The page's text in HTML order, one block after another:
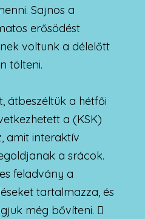
Sajnos a
erősödést
voltunk a délelőtt
tölteni.
átbeszéltük a hétfői
a (KSK)
amit interaktív
a srácok.
feladvány a
tartalmazza, és
még bővíteni. 